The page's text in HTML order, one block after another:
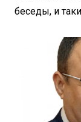
беседы, и